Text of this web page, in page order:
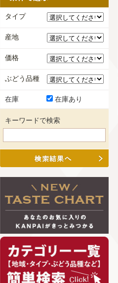
タイプ
産地
価格
ぶどう品種
在庫 在庫あり
キーワードで検索